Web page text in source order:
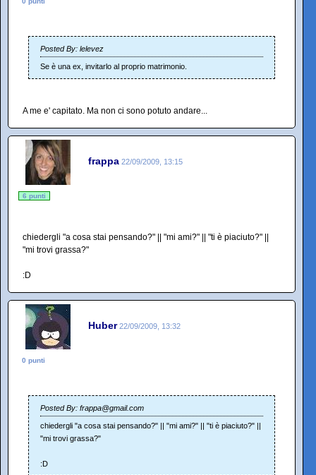
Posted By: lelevez
Se è una ex, invitarlo al proprio matrimonio.
A me e' capitato. Ma non ci sono potuto andare...
frappa 22/09/2009, 13:15
6 punti
chiedergli "a cosa stai pensando?" || "mi ami?" || "ti è piaciuto?" ||
"mi trovi grassa?"
:D
Huber 22/09/2009, 13:32
0 punti
Posted By: frappa@gmail.com
chiedergli "a cosa stai pensando?" || "mi ami?" || "ti è piaciuto?" ||
"mi trovi grassa?"
:D